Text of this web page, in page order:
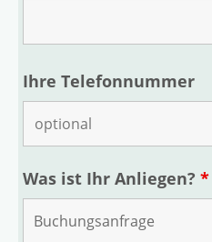
Ihre Telefonnummer
Was ist Ihr Anliegen? *